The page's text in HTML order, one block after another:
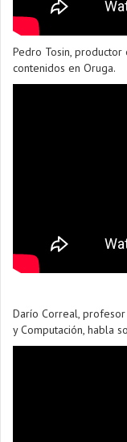
Pedro Tosin,
contenidos en Oruga.
Darío Correal,
y Computación, habla